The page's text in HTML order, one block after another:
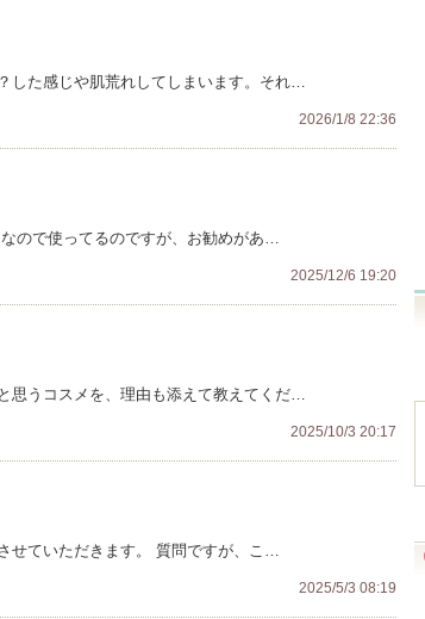
した感じや肌荒れしてしまいます。それ…
2026/1/8 22:36
ので使ってるのですが、お勧めがあ…
2025/12/6 19:20
思うコスメを、理由も添えて教えてくだ…
2025/10/3 20:17
せていただきます。 質問ですが、こ…
2025/5/3 08:19